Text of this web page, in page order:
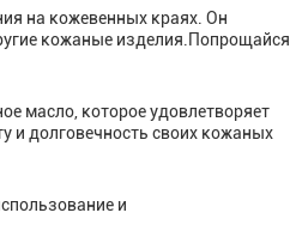
на кожевенных краях. Он
кожаные изделия.Попрощайся
масло, которое удовлетворяет
и долговечность своих кожаных
и